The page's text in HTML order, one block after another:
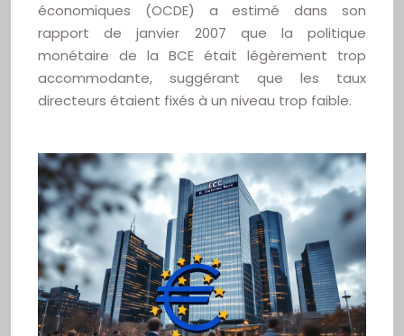
économiques (OCDE) a estimé dans son
rapport de janvier 2007 que la politique
monétaire de la BCE était légèrement trop
accommodante, suggérant que les taux
directeurs étaient fixés à un niveau trop faible.